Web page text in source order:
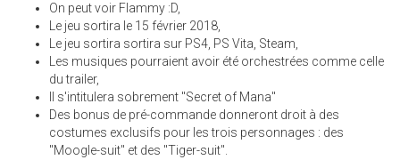
On peut voir Flammy :D,
Le jeu sortira le 15 février 2018,
Le jeu sortira sortira sur PS4, PS Vita, Steam,
Les musiques pourraient avoir été orchestrées comme celle
du trailer,
Il s'intitulera sobrement "Secret of Mana"
Des bonus de pré-commande donneront droit à des
costumes exclusifs pour les trois personnages : des
"Moogle-suit" et des "Tiger-suit".